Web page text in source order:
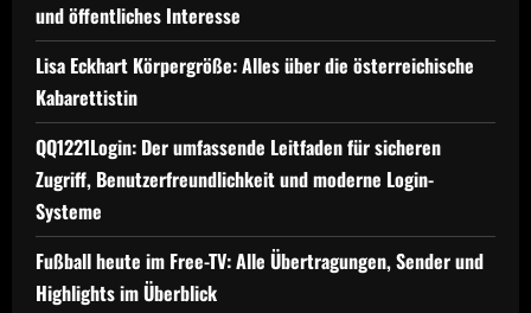
und öffentliches Interesse
Lisa Eckhart Körpergröße: Alles über die österreichische
Kabarettistin
QQ1221Login: Der umfassende Leitfaden für sicheren
Zugriff, Benutzerfreundlichkeit und moderne Login-
Systeme
Fußball heute im Free-TV: Alle Übertragungen, Sender und
Highlights im Überblick